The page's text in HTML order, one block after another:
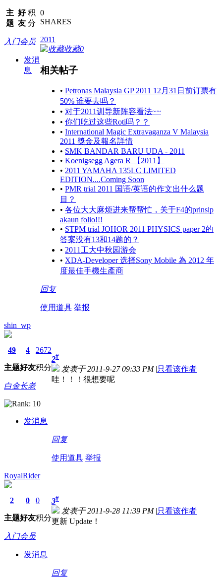
主
题
好
友
积
分
入门会员
发消
息
0
SHARES
2011
收藏0
相关帖子
• Petronas Malaysia GP 2011 12月31日前订票有
50% 谁要去吗？
• 对于2011训导新阵容看法~~
• 你们吃过这些Roti吗？？
• International Magic Extravaganza V Malaysia
2011 獎金及報名詳情
• SMK BANDAR BARU UDA - 2011
• Koenigsegg Agera R 【2011】
• 2011 YAMAHA 135LC LIMITED
EDITION....Coming Soon
• PMR trial 2011 国语/英语的作文出什么题
目？
• 各位大大麻烦进来帮帮忙，关于F4的prinsip
akaun folio!!!
• STPM trial JOHOR 2011 PHYSICS paper 2的
答案没有13和14题的？
• 2011工大中秋园游会
• XDA-Developer 选择Sony Mobile 為 2012 年
度最佳手機生產商
回复
使用道具 举报
shin_wp
49
主题
4
好友
2672
积分
白金长老
发消息
2#
发表于 2011-9-27 09:33 PM |只看该作者
哇！！！很想要呢
回复
使用道具 举报
RoyalRider
2
主题
0
好友
0
积分
入门会员
发消息
3#
发表于 2011-9-28 11:39 PM |只看该作者
更新 Update！
回复